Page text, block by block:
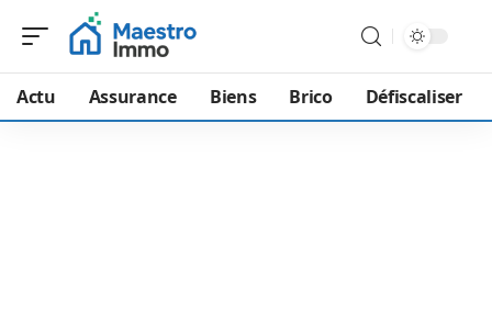
Actu Assurance Biens Brico Défiscaliser